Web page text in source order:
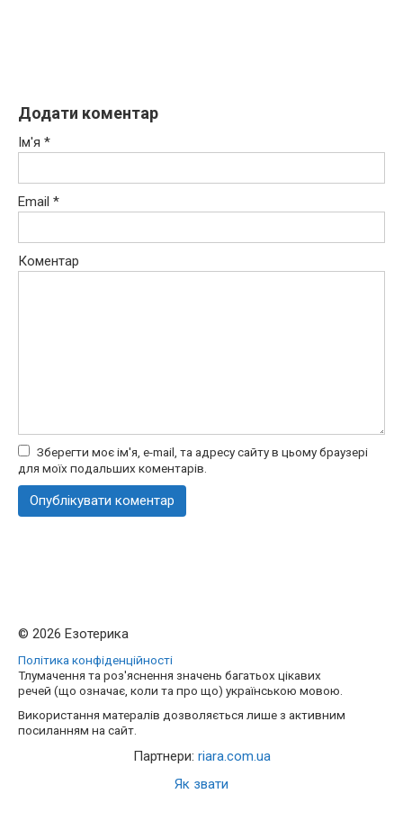
Додати коментар
Ім'я *
Email *
Коментар
Зберегти моє ім'я, e-mail, та адресу сайту в цьому браузері
для моїх подальших коментарів.
© 2026 Езотерика
Політика конфіденційності
Тлумачення та роз'яснення значень багатьох цікавих
речей (що означає, коли та про що) українською мовою.
Використання матералів дозволяється лише з активним
посиланням на сайт.
Партнери: riara.com.ua
Як звати